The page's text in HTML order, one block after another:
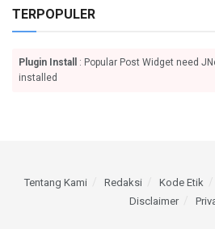
TERPOPULER
Plugin Install
: Popular Post Widget need
installed
Tentang Kami Redaksi Kode Etik
Disclaimer